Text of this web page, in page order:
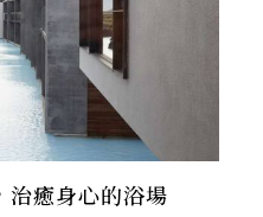
治癒身心的浴場